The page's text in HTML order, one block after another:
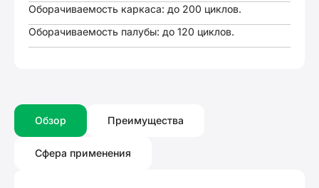
Оборачиваемость каркаса: до 200 циклов.
Оборачиваемость палубы: до 120 циклов.
Обзор Преимущества
Сфера применения